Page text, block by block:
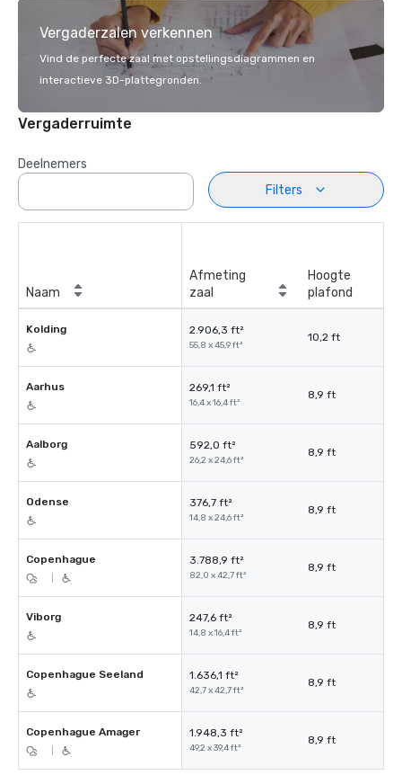
Vergaderzalen verkennen
Vind de perfecte zaal met opstellingsdiagrammen en
interactieve 3D-plattegronden.
Vergaderruimte
Deelnemers
Filters
Naam
Afmeting
zaal
Hoogte
plafond
Kolding 2.906,3 ft²
55,8 x 45,9 ft²
10,2 ft
Aarhus 269,1 ft²
16,4 x 16,4 ft²
8,9 ft
Aalborg 592,0 ft²
26,2 x 24,6 ft²
8,9 ft
Odense 376,7 ft²
14,8 x 24,6 ft²
8,9 ft
Copenhague 3.788,9 ft²
82,0 x 42,7 ft²
8,9 ft
Viborg 247,6 ft²
14,8 x 16,4 ft²
8,9 ft
Copenhague Seeland 1.636,1 ft²
42,7 x 42,7 ft²
8,9 ft
Copenhague Amager 1.948,3 ft²
49,2 x 39,4 ft²
8,9 ft